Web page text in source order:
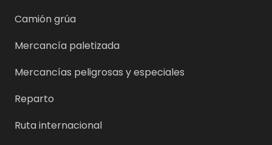
Camión grúa
Mercancía paletizada
Mercancías peligrosas y especiales
Reparto
Ruta internacional